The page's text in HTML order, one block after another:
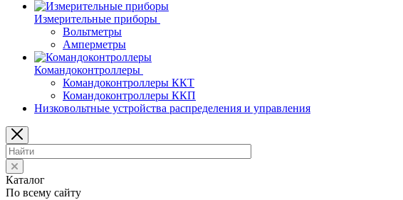
Измерительные приборы
Вольтметры
Амперметры
Командоконтроллеры
Командоконтроллеры ККТ
Командоконтроллеры ККП
Низковольтные устройства распределения и управления
Каталог
По всему сайту